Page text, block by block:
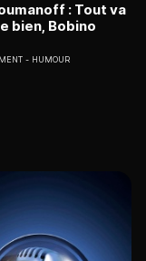
: Tout va
bien, Bobino
HUMOUR